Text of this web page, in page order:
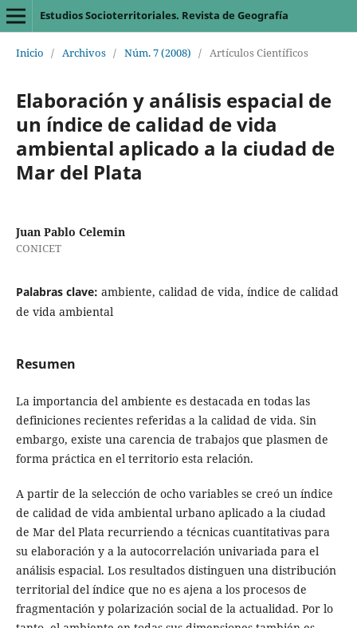
Estudios Socioterritoriales. Revista de Geografía
Inicio / Archivos / Núm. 7 (2008) / Artículos Científicos
Elaboración y análisis espacial de
un índice de calidad de vida
ambiental aplicado a la ciudad de
Mar del Plata
Juan Pablo Celemin
CONICET
Palabras clave: ambiente, calidad de vida, índice de calidad
de vida ambiental
Resumen
La importancia del ambiente es destacada en todas las
definiciones recientes referidas a la calidad de vida. Sin
embargo, existe una carencia de trabajos que plasmen de
forma práctica en el territorio esta relación.
A partir de la selección de ocho variables se creó un índice
de calidad de vida ambiental urbano aplicado a la ciudad
de Mar del Plata recurriendo a técnicas cuantitativas para
su elaboración y a la autocorrelación univariada para el
análisis espacial. Los resultados distinguen una distribución
territorial del índice que no es ajena a los procesos de
fragmentación y polarización social de la actualidad. Por lo